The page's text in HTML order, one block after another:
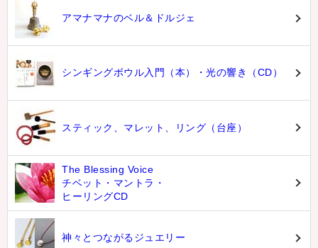
アマナマナのベル＆ドルジェ
シンギングボウル入門（本）・光の響き（CD）
スティック、マレット、リング（台座）
The Blessing Voice
チベット・マントラ・
ヒーリングCD
神々とつながるジュエリー